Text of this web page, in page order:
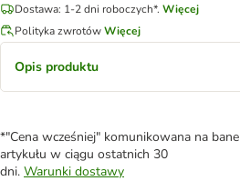
Dostawa: 1-2 dni roboczych*. Więcej
Polityka zwrotówWięcej
Opis produktu
*"Cena wcześniej" komunikowana na
artykułu w ciągu ostatnich 30
dni. Warunki dostawy